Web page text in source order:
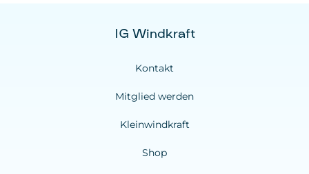
IG Windkraft
Kontakt
Mitglied werden
Kleinwindkraft
Shop